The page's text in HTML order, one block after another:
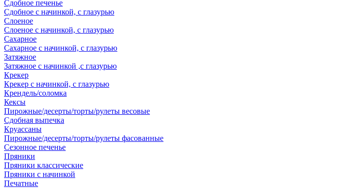
Сдобное печенье
Сдобное с начинкой, с глазурью
Слоеное
Слоеное с начинкой, с глазурью
Сахарное
Сахарное с начинкой, с глазурью
Затяжное
Затяжное с начинкой ,с глазурью
Крекер
Крекер с начинкой, с глазурью
Крендель/соломка
Кексы
Пирожные/десерты/торты/рулеты весовые
Сдобная выпечка
Круассаны
Пирожные/десерты/торты/рулеты фасованные
Сезонное печенье
Пряники
Пряники классические
Пряники с начинкой
Печатные